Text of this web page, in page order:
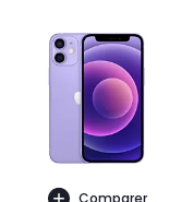
Comparer